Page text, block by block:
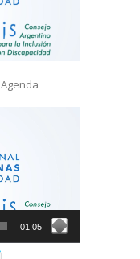
Agenda
01:05